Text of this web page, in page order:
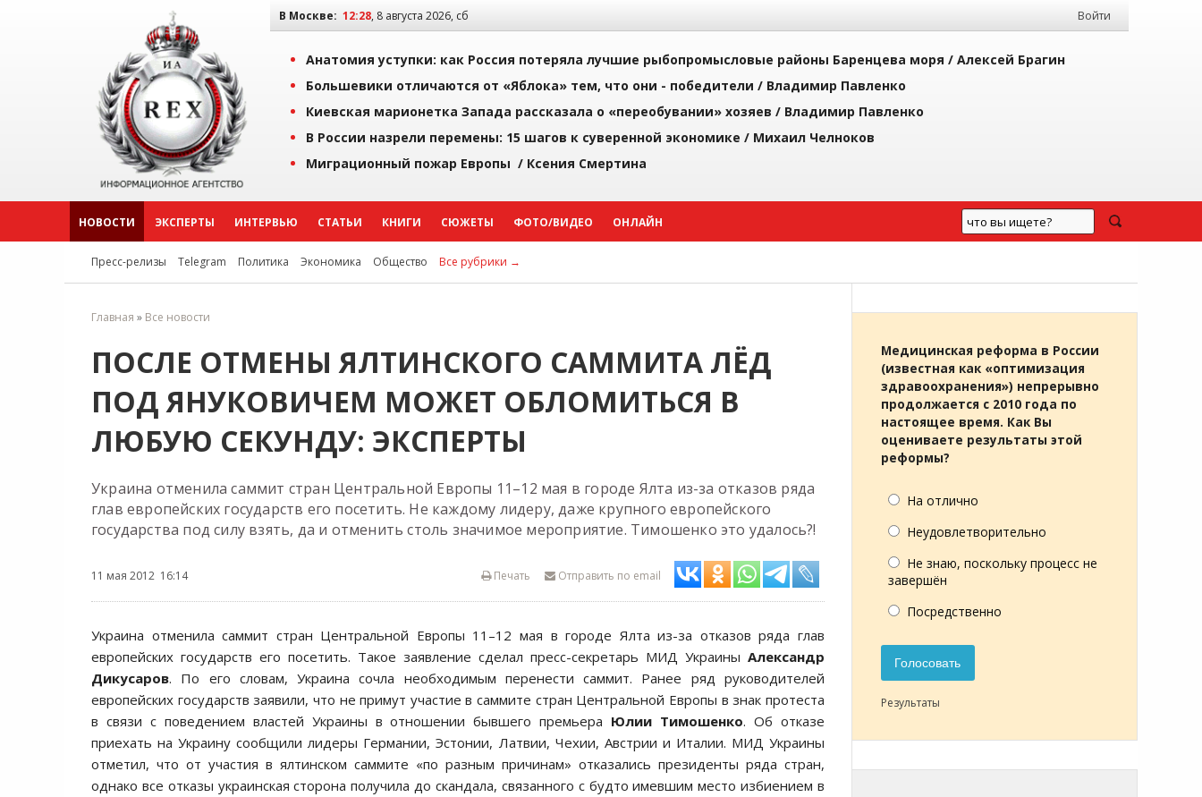
В Москве: 12:28, 8 августа 2026, сб Войти
Анатомия уступки: как Россия потеряла лучшие рыбопромысловые районы Баренцева моря / Алексей Брагин
Большевики отличаются от «Яблока» тем, что они - победители / Владимир Павленко
Киевская марионетка Запада рассказала о «переобувании» хозяев / Владимир Павленко
В России назрели перемены: 15 шагов к суверенной экономике / Михаил Челноков
Миграционный пожар Европы / Ксения Смертина
НОВОСТИ ЭКСПЕРТЫ ИНТЕРВЬЮ СТАТЬИ КНИГИ СЮЖЕТЫ ФОТО/ВИДЕО ОНЛАЙН
Пресс-релизы Telegram Политика Экономика Общество Все рубрики →
Главная » Все новости
ПОСЛЕ ОТМЕНЫ ЯЛТИНСКОГО САММИТА ЛЁД
ПОД ЯНУКОВИЧЕМ МОЖЕТ ОБЛОМИТЬСЯ В
ЛЮБУЮ СЕКУНДУ: ЭКСПЕРТЫ
Украина отменила саммит стран Центральной Европы 11–12 мая в городе Ялта из-за отказов ряда
глав европейских государств его посетить. Не каждому лидеру, даже крупного европейского
государства под силу взять, да и отменить столь значимое мероприятие. Тимошенко это удалось?!
11 мая 2012 16:14 Отправить по email
Печать
Украина отменила саммит стран Центральной Европы 11–12 мая в городе Ялта из-за отказов ряда глав
европейских государств его посетить. Такое заявление сделал пресс-секретарь МИД Украины Александр
Дикусаров. По его словам, Украина сочла необходимым перенести саммит. Ранее ряд руководителей
европейских государств заявили, что не примут участие в саммите стран Центральной Европы в знак протеста
в связи с поведением властей Украины в отношении бывшего премьера Юлии Тимошенко. Об отказе
приехать на Украину сообщили лидеры Германии, Эстонии, Латвии, Чехии, Австрии и Италии. МИД Украины
отметил, что от участия в ялтинском саммите «по разным причинам» отказались президенты ряда стран,
однако все отказы украинская сторона получила до скандала, связанного с будто имевшим место избиением в
Медицинская реформа в России
(известная как «оптимизация
здравоохранения») непрерывно
продолжается с 2010 года по
настоящее время. Как Вы
оцениваете результаты этой
реформы?
На отлично
Неудовлетворительно
Не знаю, поскольку процесс не
завершён
Посредственно
Голосовать
Результаты